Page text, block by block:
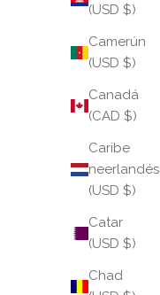
(USD $)
Camerún
(USD $)
Canadá
(CAD $)
Caribe
neerlandés
(USD $)
Catar
(USD $)
Chad